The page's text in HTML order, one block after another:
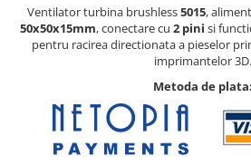
Acumulatori
BMS
Incarcare, descarcare si afisare
Accesorii baterii si acumulatori
Arduino si ESP32
Ventilator turbina brushless5015,
50x50x15mm, conectare cu 2 pini si
pentru racirea directionata a pieselor
imprimantelor 3D.
Metoda de plata: